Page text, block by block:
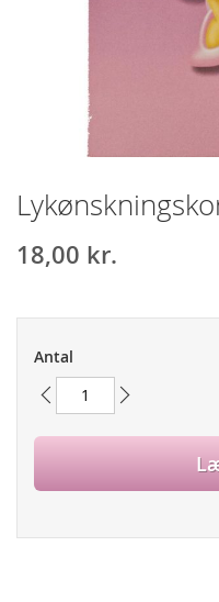
Gå
til
starten
af
18,00 kr.
Antal